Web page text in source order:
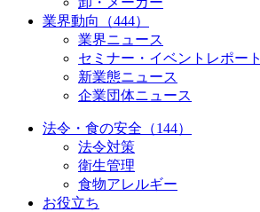
業界動向（444）
業界ニュース
セミナー・イベントレポート
新業態ニュース
企業団体ニュース
法令・食の安全（144）
法令対策
衛生管理
食物アレルギー
お役立ち